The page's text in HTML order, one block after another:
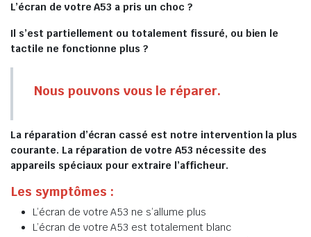
L’écran de votre A53 a pris un choc ?
Il s’est partiellement ou totalement fissuré, ou bien le
tactile ne fonctionne plus ?
Nous pouvons vous le réparer.
La réparation d’écran cassé est notre intervention la plus
courante. La réparation de votre A53 nécessite des
appareils spéciaux pour extraire l’afficheur.
Les symptômes :
L’écran de votre A53 ne s’allume plus
L’écran de votre A53 est totalement blanc